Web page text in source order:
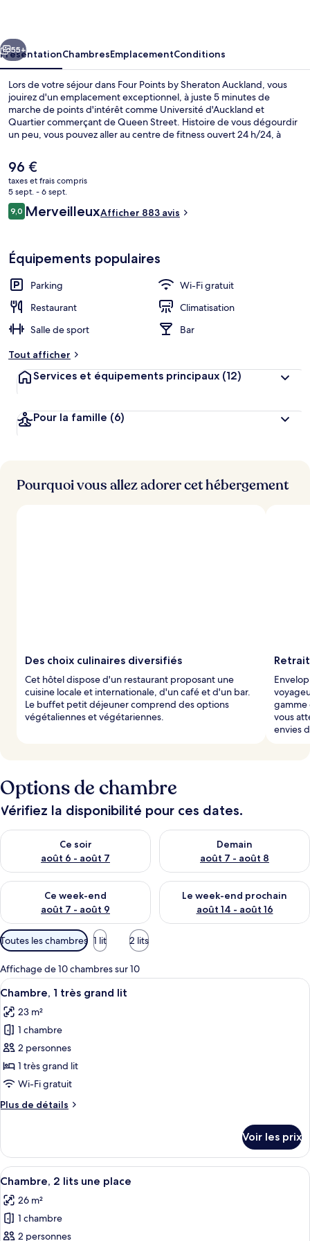
Auckland
Suivant
55+
PrésentationChambresEmplacementConditions
Lors de votre séjour dans Four Points by Sheraton Auckland, vous
jouirez d'un emplacement exceptionnel, à juste 5 minutes de
marche de points d'intérêt comme Université d'Auckland et
Quartier commerçant de Queen Street. Histoire de vous dégourdir
un peu, vous pouvez aller au centre de fitness ouvert 24 h/24, à
l'établissement Queen's Head Bar & Eatery, qui vous accueille pour
le petit déjeuner, le déjeuner et le dîner et vous régale de ses
spécialités Cuisine locale et internationale. Cet hôtel de luxe abrite
en outre un bar / salon et un jardin. Le personnel attentionné et
l'emplacement remportent un franc succès auprès des autres
voyageurs.
Le
prix
actuel
est
de
96 €
taxes et frais compris
5 sept. - 6 sept.
Avis
voyageurs
9,09,0 sur 10
MerveilleuxAfficher 883 avis
Équipements populaires
Parking
Wi-Fi gratuit
Restaurant
Climatisation
Salle de sport
Bar
Tout afficher
Services et équipements principaux (12)
Pour la famille (6)
Pourquoi vous allez adorer cet hébergement
Des choix culinaires diversifiés
Cet hôtel dispose d'un restaurant proposant une
cuisine locale et internationale, d'un café et d'un bar.
Le buffet petit déjeuner comprend des options
végétaliennes et végétariennes.
gamme
vous
envies
Options de chambre
Vérifiez la disponibilité pour ces dates.
Ce soir
août 6 - août 7
Vérifier la disponibilité pour ce soir août 6 - août 7
Demain
août 7 - août 8
Vérifier la disponibilité pour
Ce week-end
août 7 - août 9
Vérifier la disponibilité pour ce week-end août 7 - août 9
Le week-end prochain
août 14 - août 16
Vérifier la disponibilité pour
Filtres
disponibles
pour
les
chambres
Toutes les chambres 1 lit 2 lits
Affichage de 10 chambres sur 10
Afficher
toutes
les
photos
pour
ce
type
chambre :
très
grand
lit
Une salle de bain moderne avec un
3
Chambre, 1 très grand lit
23 m²
1 chambre
2 personnes
1 très grand lit
Wi-Fi gratuit
Plus de détails
Plus
le
type
de
Chambre,
Voir les prix
Afficher
toutes
les
photos
pour
Une chambre d’hôtel avec deux
5
Chambre, 2 lits une place
26 m²
1 chambre
2 personnes